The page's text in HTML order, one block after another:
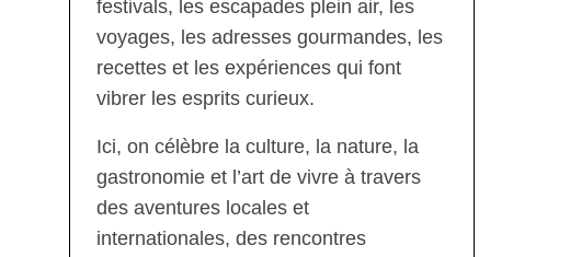
festivals, les escapades plein air, les
voyages, les adresses gourmandes, les
recettes et les expériences qui font
vibrer les esprits curieux.
Ici, on célèbre la culture, la nature, la
gastronomie et l’art de vivre à travers
des aventures locales et
internationales, des rencontres